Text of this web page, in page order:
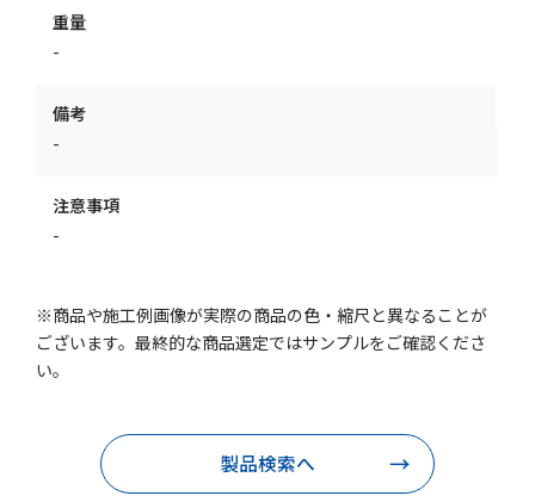
重量
-
備考
-
注意事項
-
※商品や施工例画像が実際の商品の色・縮尺と異なることが
ございます。最終的な商品選定ではサンプルをご確認くださ
い。
製品検索へ